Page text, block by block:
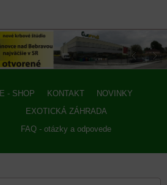
E - SHOP KONTAKT
NOVINKY
EXOTICKÁ ZÁHRADA
FAQ - otázky a odpovede